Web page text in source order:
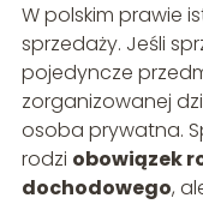
W polskim prawie
sprzedaży. Jeśli
pojedyncze
zorganizowanej
osoba prywatna.
rodzi obowiązek
dochodowego,